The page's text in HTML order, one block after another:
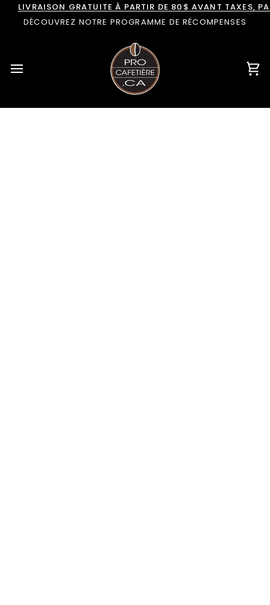
Passer
contenu
LIVRAISON GRATUITE À PARTIR DE 80$ AVANT TAXES,
DÉCOUVREZ NOTRE PROGRAMME DE RÉCOMPENSES